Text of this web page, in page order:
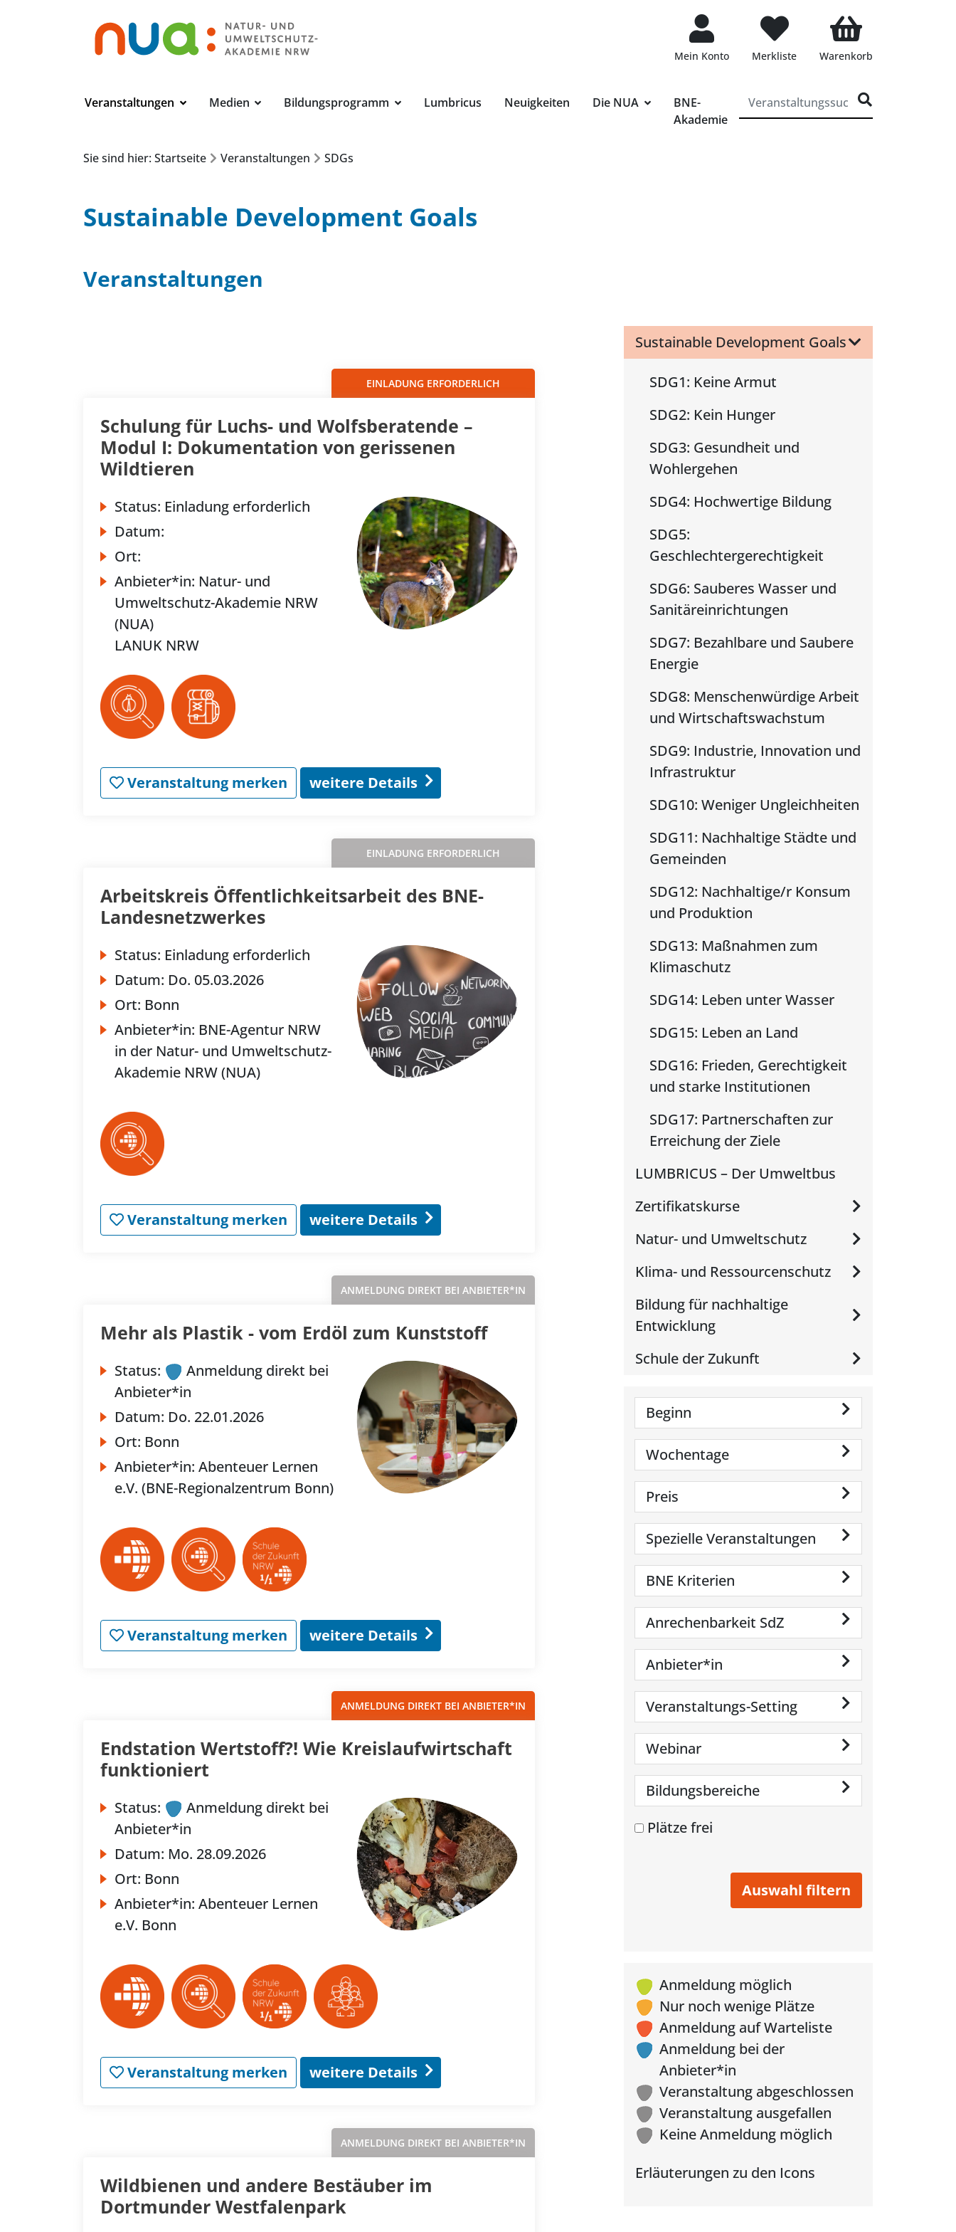
Mein Konto Merkliste Warenkorb
Veranstaltungen Medien Bildungsprogramm Lumbricus Neuigkeiten Die NUA
BNE-
Akademie
Sie sind hier: Startseite Veranstaltungen SDGs
Sustainable Development Goals
Veranstaltungen
EINLADUNG ERFORDERLICH
Schulung für Luchs- und Wolfsberatende –
Modul I: Dokumentation von gerissenen
Wildtieren
Status: Einladung erforderlich
Datum:
Ort:
Anbieter*in: Natur- und
Umweltschutz-Akademie NRW
(NUA)
LANUK NRW
Veranstaltung merken weitere Details
EINLADUNG ERFORDERLICH
Arbeitskreis Öffentlichkeitsarbeit des BNE-
Landesnetzwerkes
Status: Einladung erforderlich
Datum: Do. 05.03.2026
Ort: Bonn
Anbieter*in: BNE-Agentur NRW
in der Natur- und Umweltschutz-
Akademie NRW (NUA)
Veranstaltung merken weitere Details
ANMELDUNG DIREKT BEI ANBIETER*IN
Mehr als Plastik - vom Erdöl zum Kunststoff
Status:
Anmeldung direkt bei
Anbieter*in
Datum: Do. 22.01.2026
Ort: Bonn
Anbieter*in: Abenteuer Lernen
e.V. (BNE-Regionalzentrum Bonn)
Veranstaltung merken weitere Details
ANMELDUNG DIREKT BEI ANBIETER*IN
Endstation Wertstoff?! Wie Kreislaufwirtschaft
funktioniert
Status:
Anmeldung direkt bei
Anbieter*in
Datum: Mo. 28.09.2026
Ort: Bonn
Anbieter*in: Abenteuer Lernen
e.V. Bonn
Veranstaltung merken weitere Details
ANMELDUNG DIREKT BEI ANBIETER*IN
Wildbienen und andere Bestäuber im
Dortmunder Westfalenpark
Sustainable Development Goals
SDG1: Keine Armut
SDG2: Kein Hunger
SDG3: Gesundheit und
Wohlergehen
SDG4: Hochwertige Bildung
SDG5:
Geschlechtergerechtigkeit
SDG6: Sauberes Wasser und
Sanitäreinrichtungen
SDG7: Bezahlbare und Saubere
Energie
SDG8: Menschenwürdige Arbeit
und Wirtschaftswachstum
SDG9: Industrie, Innovation und
Infrastruktur
SDG10: Weniger Ungleichheiten
SDG11: Nachhaltige Städte und
Gemeinden
SDG12: Nachhaltige/r Konsum
und Produktion
SDG13: Maßnahmen zum
Klimaschutz
SDG14: Leben unter Wasser
SDG15: Leben an Land
SDG16: Frieden, Gerechtigkeit
und starke Institutionen
SDG17: Partnerschaften zur
Erreichung der Ziele
LUMBRICUS – Der Umweltbus
Zertifikatskurse
Natur- und Umweltschutz
Klima- und Ressourcenschutz
Bildung für nachhaltige
Entwicklung
Schule der Zukunft
Beginn
Wochentage
Preis
Spezielle Veranstaltungen
BNE Kriterien
Anrechenbarkeit SdZ
Anbieter*in
Veranstaltungs-Setting
Webinar
Bildungsbereiche
Plätze frei
Anmeldung möglich
Nur noch wenige Plätze
Anmeldung auf Warteliste
Anmeldung bei der
Anbieter*in
Veranstaltung abgeschlossen
Veranstaltung ausgefallen
Keine Anmeldung möglich
Erläuterungen zu den Icons